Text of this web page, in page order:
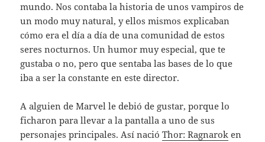
mundo. Nos contaba la historia de unos vampiros de
un modo muy natural, y ellos mismos explicaban
cómo era el día a día de una comunidad de estos
seres nocturnos. Un humor muy especial, que te
gustaba o no, pero que sentaba las bases de lo que
iba a ser la constante en este director.
A alguien de Marvel le debió de gustar, porque lo
ficharon para llevar a la pantalla a uno de sus
personajes principales. Así nacióThor: Ragnarok en